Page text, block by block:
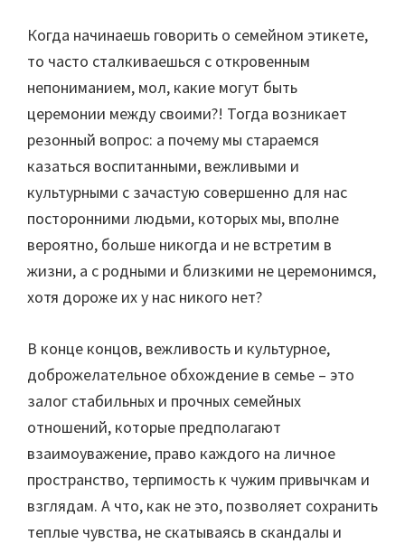
Когда начинаешь говорить о семейном этикете,
то часто сталкиваешься с откровенным
непониманием, мол, какие могут быть
церемонии между своими?! Тогда возникает
резонный вопрос: а почему мы стараемся
казаться воспитанными, вежливыми и
культурными с зачастую совершенно для нас
посторонними людьми, которых мы, вполне
вероятно, больше никогда и не встретим в
жизни, а с родными и близкими не церемонимся,
хотя дороже их у нас никого нет?
В конце концов, вежливость и культурное,
доброжелательное обхождение в семье – это
залог стабильных и прочных семейных
отношений, которые предполагают
взаимоуважение, право каждого на личное
пространство, терпимость к чужим привычкам и
взглядам. А что, как не это, позволяет сохранить
теплые чувства, не скатываясь в скандалы и